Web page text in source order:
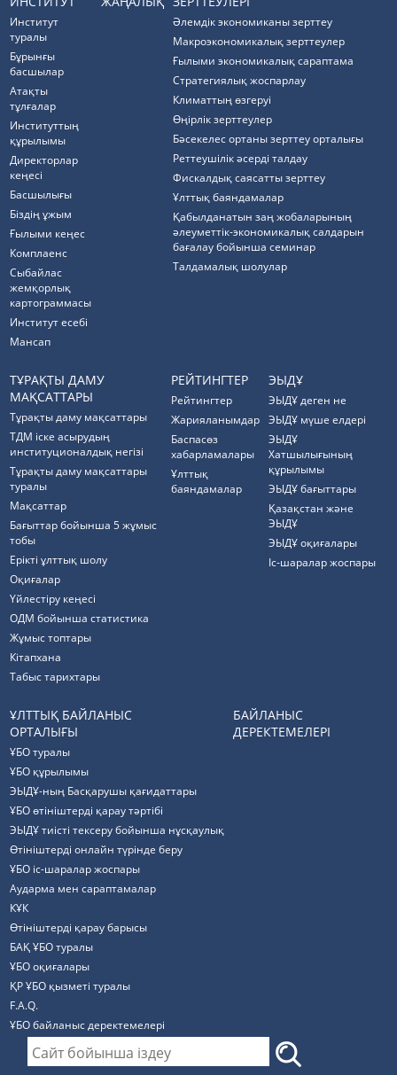
Институт
туралы
Бұрынғы
басшылар
Атақты
тұлғалар
Институттың
құрылымы
Директорлар
кеңесі
Басшылығы
Біздің ұжым
Ғылыми кеңес
Комплаенс
Cыбайлас
жемқорлық
картограммасы
Институт есебі
Мансап
Әлемдік экономиканы зерттеу
Макроэкономикалық зерттеулер
Ғылыми экономикалық сараптама
Стратегиялық жоспарлау
Климаттың өзгеруі
Өңірлік зерттеулер
Бәсекелес ортаны зерттеу орталығы
Реттеушілік әсерді талдау
Фискалдық саясатты зерттеу
Ұлттық баяндамалар
Қабылданатын заң жобаларының
әлеуметтік-экономикалық салдарын
бағалау бойынша семинар
Талдамалық шолулар
ТҰРАҚТЫ ДАМУ
МАҚСАТТАРЫ
Тұрақты даму мақсаттары
ТДМ іске асырудың
институционалдық негізі
Тұрақты даму мақсаттары
туралы
Мақсаттар
Бағыттар бойынша 5 жұмыс
тобы
Ерікті ұлттық шолу
Оқиғалар
Үйлестіру кеңесі
ОДМ бойынша статистика
Жұмыс топтары
Кітапхана
Табыс тарихтары
РЕЙТИНГТЕР
Рейтингтер
Жарияланымдар
Баспасөз
хабарламалары
Ұлттық
баяндамалар
ЭЫДҰ
ЭЫДҰ деген не
ЭЫДҰ мүше елдері
ЭЫДҰ
Хатшылығының
құрылымы
ЭЫДҰ бағыттары
Қазақстан және
ЭЫДҰ
ЭЫДҰ оқиғалары
Іс-шаралар жоспары
ҰЛТТЫҚ БАЙЛАНЫС
ОРТАЛЫҒЫ
ҰБО туралы
ҰБО құрылымы
ЭЫДҰ-ның Басқарушы қағидаттары
ҰБО өтініштерді қарау тәртібі
ЭЫДҰ тиісті тексеру бойынша нұсқаулық
Өтініштерді онлайн түрінде беру
ҰБО іс-шаралар жоспары
Аударма мен сараптамалар
КҰК
Өтініштерді қарау барысы
БАҚ ҰБО туралы
ҰБО оқиғалары
ҚР ҰБО қызметі туралы
F.A.Q.
ҰБО байланыс деректемелерi
БАЙЛАНЫС
ДЕРЕКТЕМЕЛЕРІ